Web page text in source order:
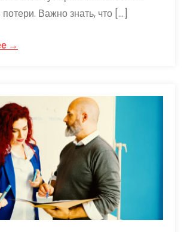
Важно знать, что […]
→